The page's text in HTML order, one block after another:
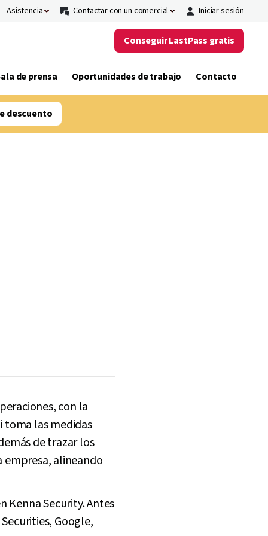
Asistencia Contactar con un comercial Iniciar sesión
Conseguir LastPass gratis
de prensa Oportunidades de trabajo Contacto
descuento
con la
toma las medidas
de trazar los
empresa, alineando
Kenna Security. Antes
Google,